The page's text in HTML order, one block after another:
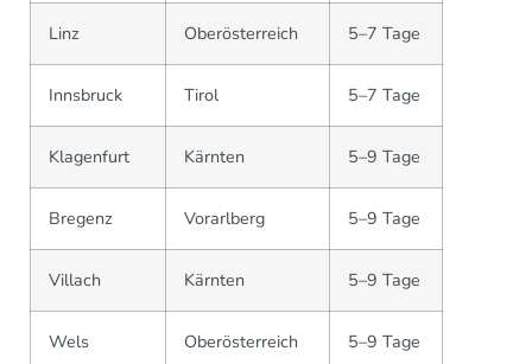
Linz Oberösterreich 5–7 Tage
Innsbruck Tirol 5–7 Tage
Klagenfurt Kärnten 5–9 Tage
Bregenz Vorarlberg 5–9 Tage
Villach Kärnten 5–9 Tage
Wels Oberösterreich 5–9 Tage